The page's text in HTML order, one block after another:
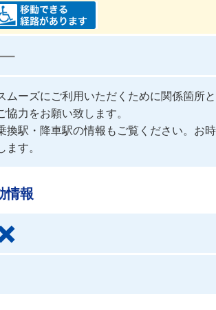
ムーズにご利用いただくために関係箇所
協力をお願い致します。
換駅・降車駅の情報もご覧ください。お
ます。
情報